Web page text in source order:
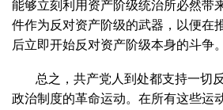
能够立刻利用资产阶级统治所必然带
件作为反对资产阶级的武器，以便在
后立即开始反对资产阶级本身的斗争。
总之，共产党人到处都支持一切
政治制度的革命运动。在所有这些运